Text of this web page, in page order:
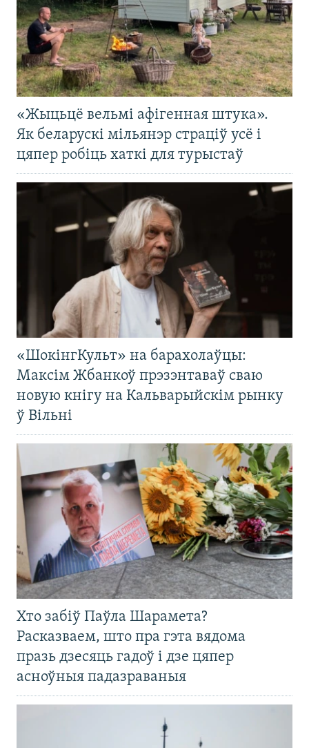
«Жыцьцё вельмі афігенная штука».
Як беларускі мільянэр страціў усё і
цяпер робіць хаткі для турыстаў
«ШокінгКульт» на барахолаўцы:
Максім Жбанкоў прэзэнтаваў сваю
новую кнігу на Кальварыйскім рынку
ў Вільні
Хто забіў Паўла Шарамета?
Расказваем, што пра гэта вядома
празь дзесяць гадоў і дзе цяпер
асноўныя падазраваныя